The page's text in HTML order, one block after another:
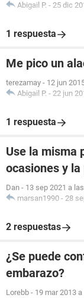
Abigail P. - 25 dic
1 respuesta
Me pico un
terezamay - 12 jun
Abigail P. - 22 jun
1 respuesta
Use la misma
ocasiones y
Dan - 13 sep 2021 a
marsan1990 - 28
2 respuestas
¿Se puede
embarazo?
Lorebb - 19 mar 2013